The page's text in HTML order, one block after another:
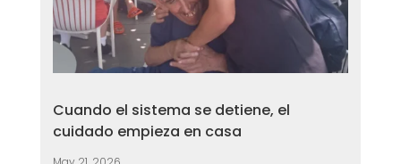
Cuando el sistema se detiene, el
cuidado empieza en casa